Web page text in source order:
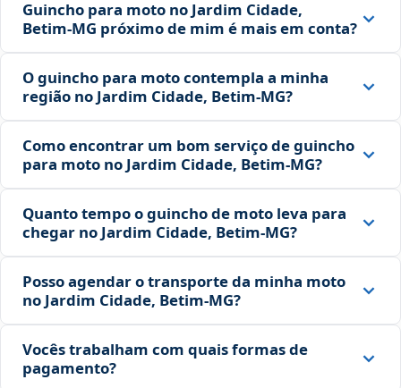
Guincho para moto no Jardim Cidade,
Betim‑MG próximo de mim é mais em conta?
O guincho para moto contempla a minha
região no Jardim Cidade, Betim‑MG?
Como encontrar um bom serviço de guincho
para moto no Jardim Cidade, Betim‑MG?
Quanto tempo o guincho de moto leva para
chegar no Jardim Cidade, Betim‑MG?
Posso agendar o transporte da minha moto
no Jardim Cidade, Betim‑MG?
Vocês trabalham com quais formas de
pagamento?